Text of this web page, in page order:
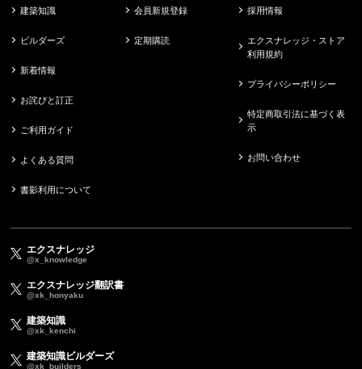
建築知識
ビルダーズ
新着情報
お詫びと訂正
ご利用ガイド
よくある質問
書影利用について
会員新規登録
定期購読
採用情報
エクスナレッジ・ストア
利用規約
プライバシーポリシー
特定商取引法に基づく表
示
お問い合わせ
エクスナレッジ
@x_knowledge
エクスナレッジ翻訳書
@xk_honyaku
建築知識
@xk_kenchi
建築知識ビルダーズ
@xk_builders